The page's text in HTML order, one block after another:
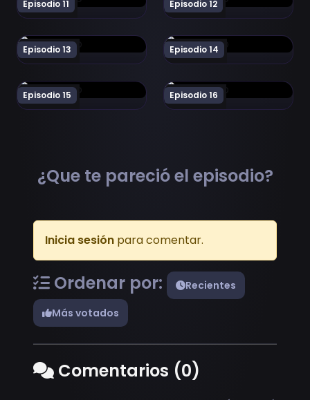
Episodio 11 Episodio 12
Episodio 13
Ver Kurozuka Episodio 13 Episodio 14
Ver Kurozuka Episodio 14
Episodio 15
Ver Kurozuka Episodio 15 Episodio 16
Ver Kurozuka Episodio 16
¿Que te pareció el episodio?
Inicia sesión para comentar.
Ordenar por:
Recientes
Más votados
Comentarios (0)